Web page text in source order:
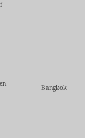
Bangkok